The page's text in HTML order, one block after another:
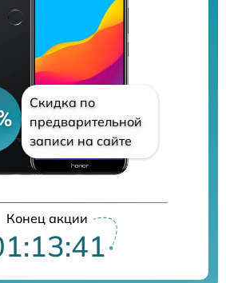
Скидка по
предварительной
записи на сайте
Конец акции